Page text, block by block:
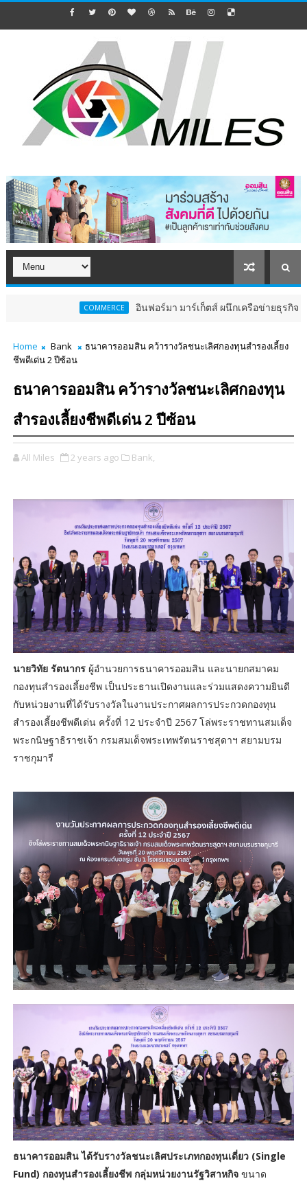
อินฟอร์มา มาร์เก็ตส์ ผนึกเครือข่ายธุรกิจท่องเที่ยว-บริก
Home Bank
ธนาคารออมสิน คว้ารางวัลชนะเลิศกองทุนสำรองเลี้ยง
ชีพดีเด่น 2 ปีซ้อน
ธนาคารออมสิน คว้ารางวัลชนะเลิศกองทุน
สำรองเลี้ยงชีพดีเด่น 2 ปีซ้อน
All Miles 2 years ago Bank,
นายวิทัย รัตนากรผู้อำนวยการธนาคารออมสิน และนายกสมาคม
กองทุนสำรองเลี้ยงชีพ เป็นประธานเปิดงานและร่วมแสดงความยินดี
กับหน่วยงานที่ได้รับรางวัลในงานประกาศผลการประกวดกองทุน
สำรองเลี้ยงชีพดีเด่น ครั้งที่ 12 ประจำปี 2567 โล่พระราชทานสมเด็จ
พระกนิษฐาธิราชเจ้า กรมสมเด็จพระเทพรัตนราชสุดาฯ สยามบรม
ราชกุมารี
ธนาคารออมสิน ได้รับรางวัลชนะเลิศประเภทกองทุนเดี่ยว (Single
Fund) กองทุนสำรองเลี้ยงชีพ กลุ่มหน่วยงานรัฐวิสาหกิจ ขนาด